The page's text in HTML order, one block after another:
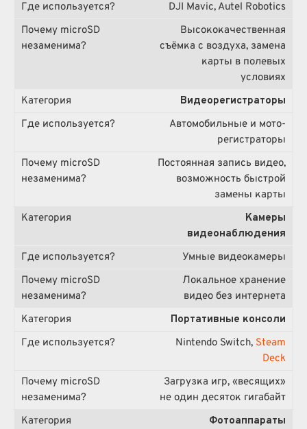
DJI Mavic, Autel Robotics
Высококачественная
съёмка с воздуха, замена
карты в полевых
условиях
Видеорегистраторы
Автомобильные и мото-
регистраторы
Постоянная запись видео,
возможность быстрой
замены карты
Камеры
видеонаблюдения
Умные видеокамеры
Локальное хранение
видео без интернета
Портативные консоли
Nintendo Switch, Steam
Deck
Загрузка игр, «весящих»
не один десяток гигабайт
Фотоаппараты